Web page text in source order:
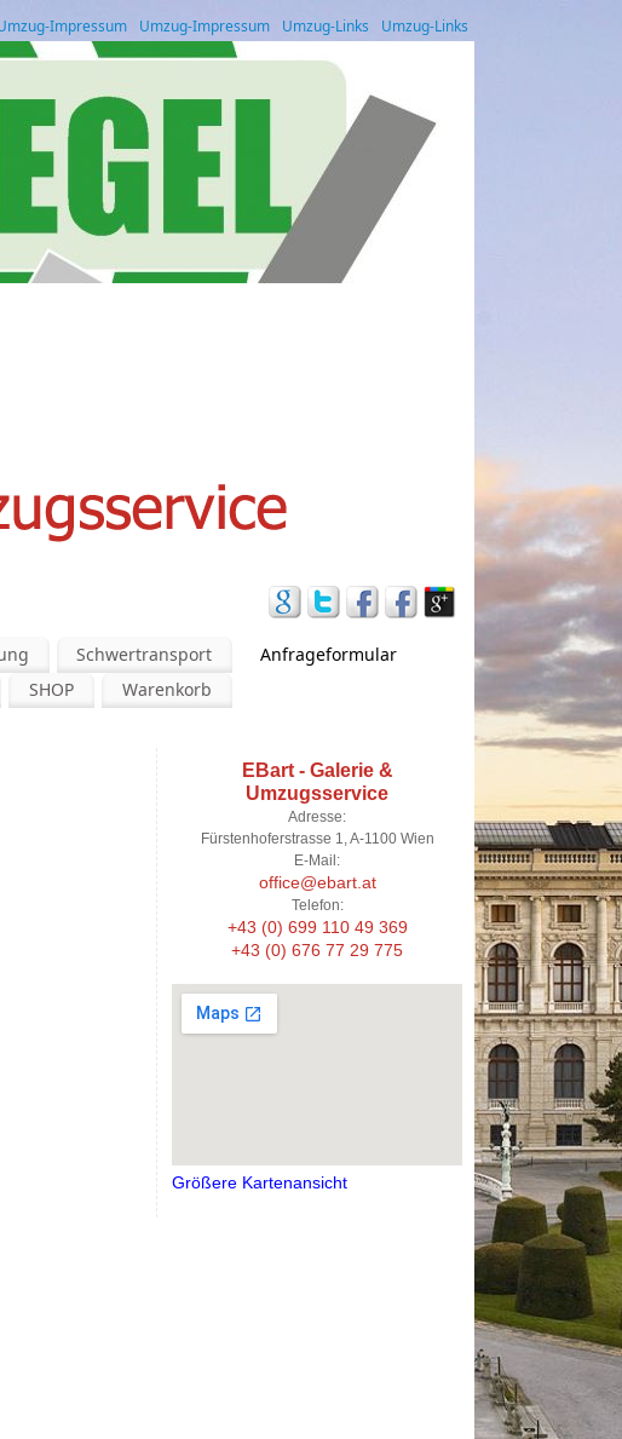
Umzug-Links
Umzug-Links
Umzug-Impressum
Impressum
Schwertransport
Anfrageformular
SHOP Warenkorb
EBart - Galerie &
Umzugsservice
Adresse:
Fürstenhoferstrasse 1, A-1100 Wien
E-Mail:
office@ebart.at
Telefon:
+43 (0) 699 110 49 369
+43 (0) 676 77 29 775
Größere Kartenansicht